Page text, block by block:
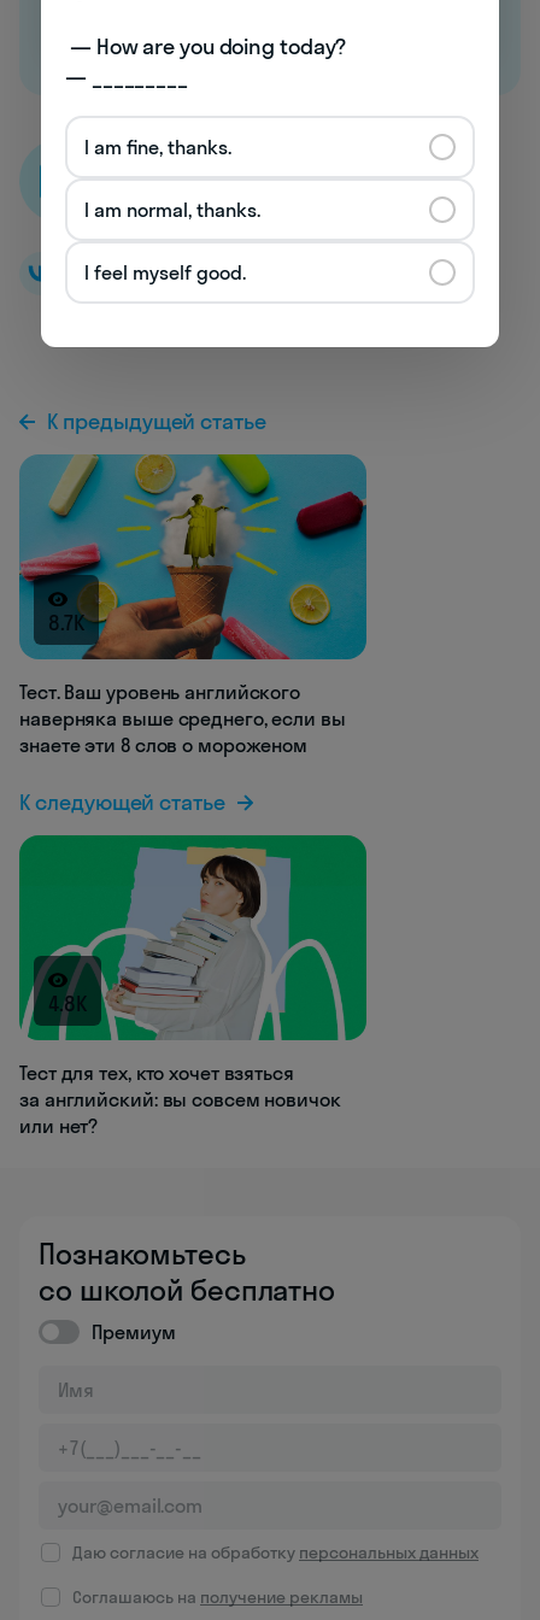
Skyeng
К предыдущей статье
8.7K
Тест. Ваш уровень английского
наверняка выше среднего, если вы
знаете эти 8 слов о мороженом
К следующей статье
4.8K
Тест для тех, кто хочет взяться
за английский: вы совсем новичок
или нет?
Познакомьтесь
со школой бесплатно
Премиум
Даю согласие на обработку персональных данных
Соглашаюсь на получение рекламы
— _________
I am fine, thanks.
I am normal, thanks.
I feel myself good.